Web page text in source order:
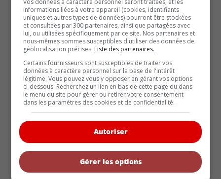
Non classé (7)
Nos bancs d'essais (381)
Éphémérides (404)
Voitures classique (182)
Voitures écolo (131)
Voitures neuves (428)
Vos données à caractère personnel seront traitées, et les
informations liées à votre appareil (cookies, identifiants
uniques et autres types de données) pourront être stockées
et consultées par 300 partenaires, ainsi que partagées avec
lui, ou utilisées spécifiquement par ce site. Nos partenaires et
nous-mêmes sommes susceptibles d'utiliser des données de
géolocalisation précises. Liste des partenaires.
Certains fournisseurs sont susceptibles de traiter vos
données à caractère personnel sur la base de l'intérêt
légitime. Vous pouvez vous y opposer en gérant vos options
ci-dessous. Recherchez un lien en bas de cette page ou dans
le menu du site pour gérer ou retirer votre consentement
dans les paramètres des cookies et de confidentialité.
Autoriser
Gérer les options